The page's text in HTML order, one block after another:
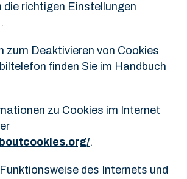
die richtigen Einstellungen
zum Deaktivieren von Cookies
finden Sie im Handbuch
zu Cookies im Internet
.
des Internets und